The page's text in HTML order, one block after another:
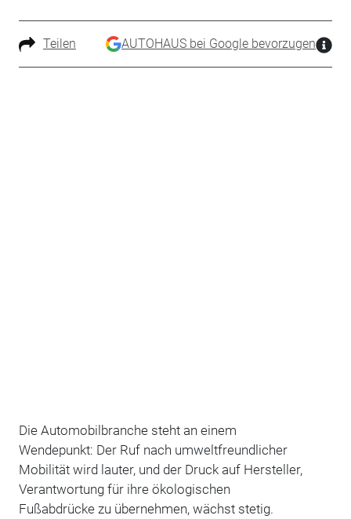
Teilen AUTOHAUS bei Google bevorzugen
Die Automobilbranche steht an einem
Wendepunkt: Der Ruf nach umweltfreundlicher
Mobilität wird lauter, und der Druck auf Hersteller,
Verantwortung für ihre ökologischen
Fußabdrücke zu übernehmen, wächst stetig.